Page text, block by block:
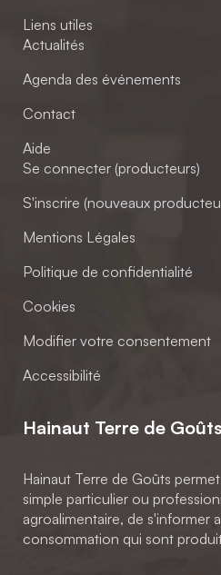
Liens utiles
Actualités
Agenda des événements
Contact
Aide
Se connecter (producteurs)
S'inscrire (nouveaux
Mentions Légales
Politique de confidentialité
Cookies
Modifier votre consentement
Accessibilité
Hainaut Terre de Goûts
Hainaut Terre de Goûts
simple particulier ou
agroalimentaire, de s'informer
consommation qui sont